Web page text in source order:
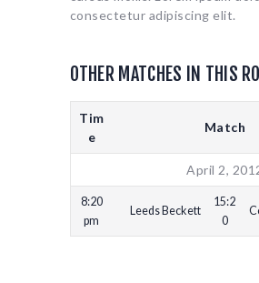
consectetur adipiscing elit.
OTHER MATCHES IN THIS
Tim
e
Match
April 2,
8:20
pm
Leeds Beckett
15:2
0